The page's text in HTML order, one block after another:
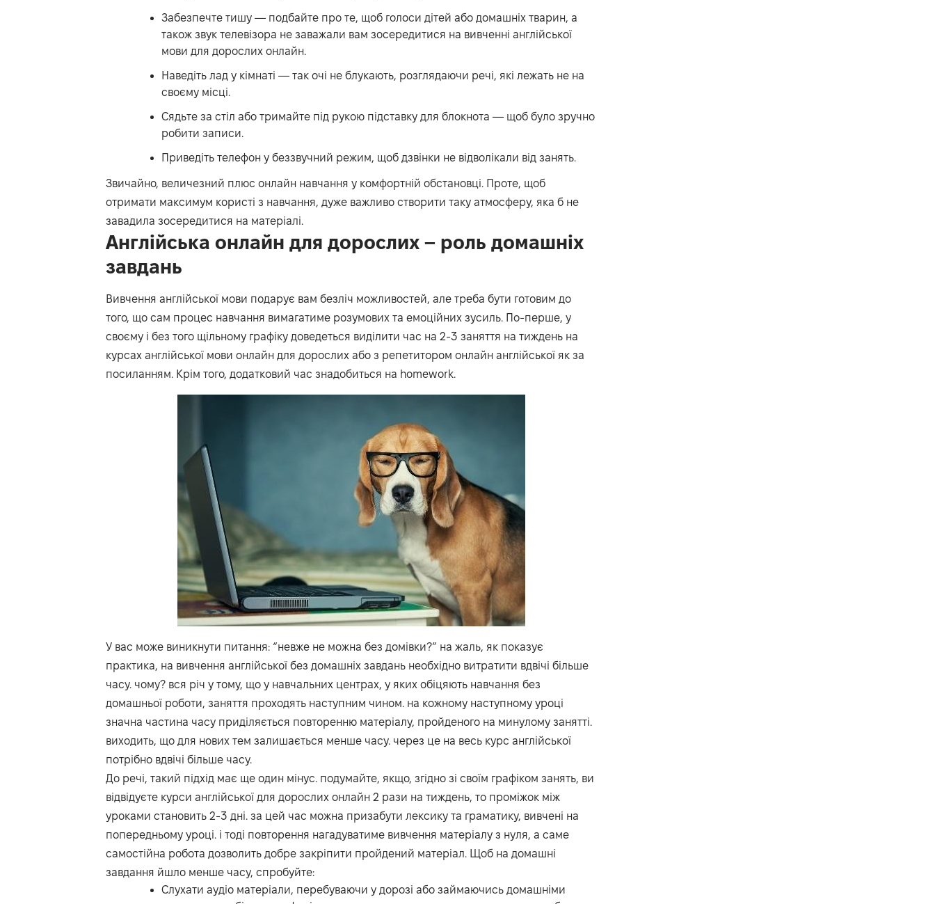
Забезпечте тишу — подбайте про те, щоб голоси дітей або домашніх тварин, а
також звук телевізора не заважали вам зосередитися на вивченні англійської
мови для дорослих онлайн.
Наведіть лад у кімнаті — так очі не блукають, розглядаючи речі, які лежать не на
своєму місці.
Сядьте за стіл або тримайте під рукою підставку для блокнота — щоб було зручно
робити записи.
Приведіть телефон у беззвучний режим, щоб дзвінки не відволікали від занять.
Звичайно, величезний плюс онлайн навчання у комфортній обстановці. Проте, щоб
отримати максимум користі з навчання, дуже важливо створити таку атмосферу, яка б не
завадила зосередитися на матеріалі.
Англійська онлайн для дорослих – роль домашніх
завдань
Вивчення англійської мови подарує вам безліч можливостей, але треба бути готовим до
того, що сам процес навчання вимагатиме розумових та емоційних зусиль. По-перше, у
своєму і без того щільному графіку доведеться виділити час на 2-3 заняття на тиждень на
курсах англійської мови онлайн для дорослих або з репетитором онлайн англійської як за
посиланням. Крім того, додатковий час знадобиться на homework.
У вас може виникнути питання: “невже не можна без домівки?” на жаль, як показує
практика, на вивчення англійської без домашніх завдань необхідно витратити вдвічі більше
часу. чому? вся річ у тому, що у навчальних центрах, у яких обіцяють навчання без
домашньої роботи, заняття проходять наступним чином. на кожному наступному уроці
значна частина часу приділяється повторенню матеріалу, пройденого на минулому занятті.
виходить, що для нових тем залишається менше часу. через це на весь курс англійської
потрібно вдвічі більше часу.
До речі, такий підхід має ще один мінус. подумайте, якщо, згідно зі своїм графіком занять, ви
відвідуєте курси англійської для дорослих онлайн 2 рази на тиждень, то проміжок між
уроками становить 2-3 дні. за цей час можна призабути лексику та граматику, вивчені на
попередньому уроці. і тоді повторення нагадуватиме вивчення матеріалу з нуля, а саме
самостійна робота дозволить добре закріпити пройдений матеріал. Щоб на домашні
завдання йшло менше часу, спробуйте:
Слухати аудіо матеріали, перебуваючи у дорозі або займаючись домашніми